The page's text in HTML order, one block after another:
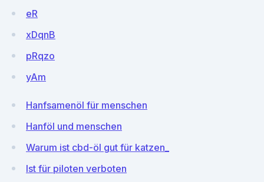
eR
xDqnB
pRqzo
yAm
Hanfsamenöl für menschen
Hanföl und menschen
Warum ist cbd-öl gut für katzen_
Ist für piloten verboten